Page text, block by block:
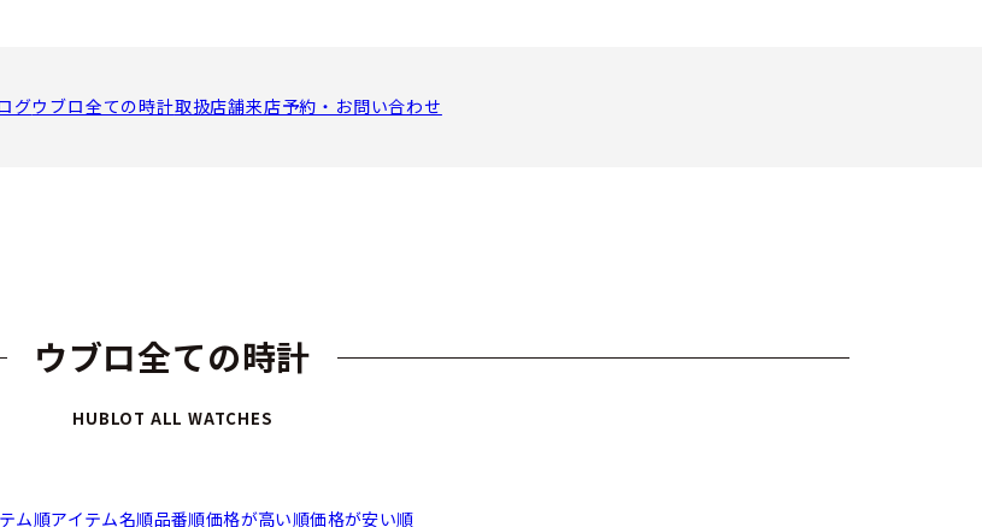
グウブロ全ての時計取扱店舗来店予約・お問い合わせ
ウブロ全ての時計
HUBLOT ALL WATCHES
ム順アイテム名順品番順価格が高い順価格が安い順